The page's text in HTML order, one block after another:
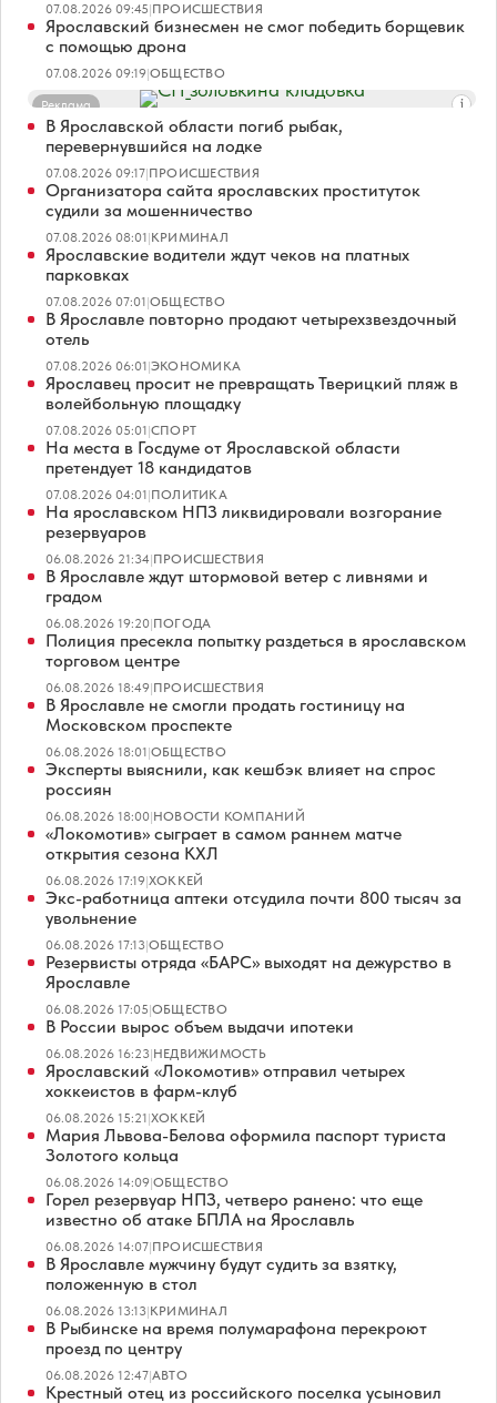
07.08.2026 09:45|ПРОИСШЕСТВИЯ
Ярославский бизнесмен не смог победить борщевик
с помощью дрона
07.08.2026 09:19|ОБЩЕСТВО
Реклама
В Ярославской области погиб рыбак,
перевернувшийся на лодке
07.08.2026 09:17|ПРОИСШЕСТВИЯ
Организатора сайта ярославских проституток
судили за мошенничество
07.08.2026 08:01|КРИМИНАЛ
Ярославские водители ждут чеков на платных
парковках
07.08.2026 07:01|ОБЩЕСТВО
В Ярославле повторно продают четырехзвездочный
отель
07.08.2026 06:01|ЭКОНОМИКА
Ярославец просит не превращать Тверицкий пляж в
волейбольную площадку
07.08.2026 05:01|СПОРТ
На места в Госдуме от Ярославской области
претендует 18 кандидатов
07.08.2026 04:01|ПОЛИТИКА
На ярославском НПЗ ликвидировали возгорание
резервуаров
06.08.2026 21:34|ПРОИСШЕСТВИЯ
В Ярославле ждут штормовой ветер с ливнями и
градом
06.08.2026 19:20|ПОГОДА
Полиция пресекла попытку раздеться в ярославском
торговом центре
06.08.2026 18:49|ПРОИСШЕСТВИЯ
В Ярославле не смогли продать гостиницу на
Московском проспекте
06.08.2026 18:01|ОБЩЕСТВО
Эксперты выяснили, как кешбэк влияет на спрос
россиян
06.08.2026 18:00|НОВОСТИ КОМПАНИЙ
«Локомотив» сыграет в самом раннем матче
открытия сезона КХЛ
06.08.2026 17:19|ХОККЕЙ
Экс-работница аптеки отсудила почти 800 тысяч за
увольнение
06.08.2026 17:13|ОБЩЕСТВО
Резервисты отряда «БАРС» выходят на дежурство в
Ярославле
06.08.2026 17:05|ОБЩЕСТВО
В России вырос объем выдачи ипотеки
06.08.2026 16:23|НЕДВИЖИМОСТЬ
Ярославский «Локомотив» отправил четырех
хоккеистов в фарм-клуб
06.08.2026 15:21|ХОККЕЙ
Мария Львова-Белова оформила паспорт туриста
Золотого кольца
06.08.2026 14:09|ОБЩЕСТВО
Горел резервуар НПЗ, четверо ранено: что еще
известно об атаке БПЛА на Ярославль
06.08.2026 14:07|ПРОИСШЕСТВИЯ
В Ярославле мужчину будут судить за взятку,
положенную в стол
06.08.2026 13:13|КРИМИНАЛ
В Рыбинске на время полумарафона перекроют
проезд по центру
06.08.2026 12:47|АВТО
Крестный отец из российского поселка усыновил